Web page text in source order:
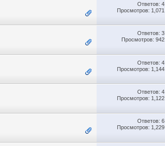
Ответов: 4
Просмотров: 1,071
Ответов: 3
Просмотров: 942
Ответов: 4
Просмотров: 1,144
Ответов: 4
Просмотров: 1,122
Ответов: 6
Просмотров: 1,229